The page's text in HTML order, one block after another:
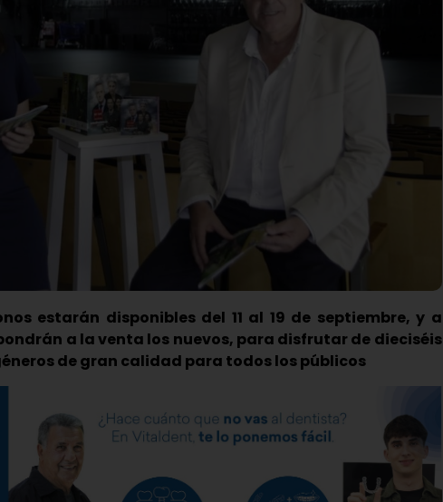
estarán disponibles del 11 al 19 de septiembre, y a
a la venta los nuevos, para disfrutar de dieciséis
de gran calidad para todos los públicos